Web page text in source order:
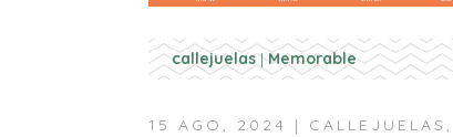
callejuelas|Memorable
15 AGO, 2024 | CALLEJUELAS,